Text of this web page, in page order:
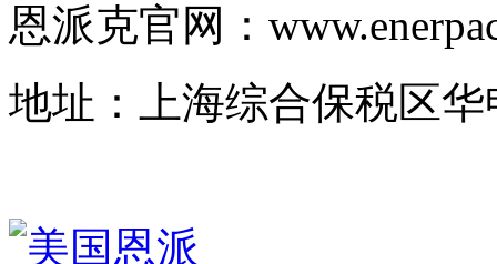
恩派克官网：
地址：上海综合保税区华